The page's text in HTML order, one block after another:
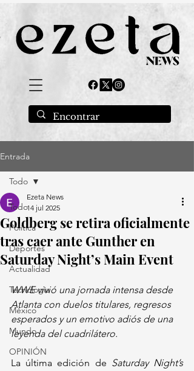
Entrada
Todo
Política
Deportes
Actualidad
Tecnología
México
Mundo
OPINIÓN
Todo
Goldberg se retira oficialmente
tras caer ante Gunther en
Saturday Night’s Main Event
Ezeta News
14 jul 2025
WWE vivió una jornada intensa desde
Atlanta con duelos titulares, regresos
esperados y un emotivo adiós de una
leyenda del cuadrilátero.
La última edición de Saturday Night’s